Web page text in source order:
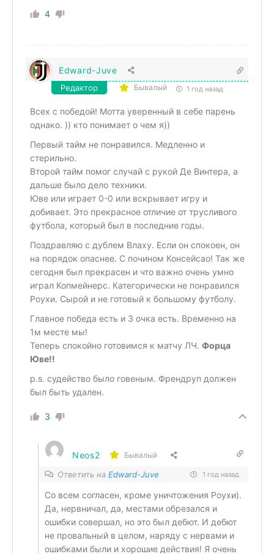
4
Edward-Juve
Редактор Бывалый 1 год назад
Всех с победой! Мотта уверенный в себе парень
однако. )) кто понимает о чем я))
Первый тайм не понравился. Медленно и
стерильно.
Второй тайм помог случай с рукой Де Винтера, а
дальше было дело техники.
Юве или играет 0-0 или вскрывает игру и
добивает. Это прекрасное отличие от трусливого
футбола, который был в последние годы.
Поздравляю с дублем Влаху. Если он спокоен, он
на порядок опаснее. С почином Консейсао! Так же
сегодня был прекрасен и что важно очень умно
играл Копмейнерс. Категорически не понравился
Роухи. Сырой и не готовый к большому футболу.
Главное победа есть и 3 очка есть. Временно на
1м месте мы!
Теперь спокойно готовимся к матчу ЛЧ. Форца
Юве!!
p.s. судейство было говеным. Френдруп должен
был быть удален.
3
Neos2 Бывалый
Ответить на Edward-Juve 1 год назад
Со всем согласен, кроме уничтожения Роухи).
Да, нервничал, да, местами обрезался и
ошибки совершал, но это был дебют. И дебют
не провальный в целом, наряду с нервами и
ошибками были и хорошие действия! Я очень